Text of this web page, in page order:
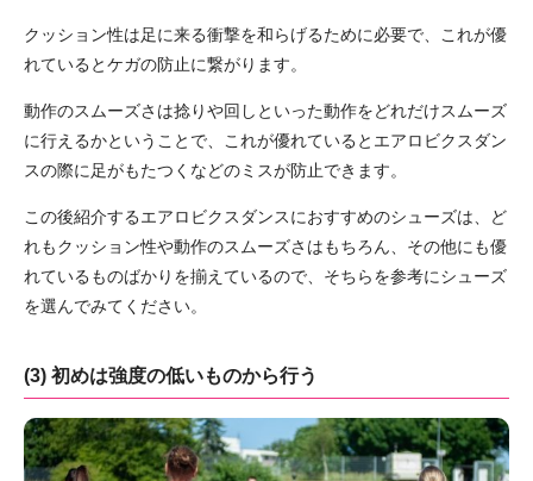
クッション性は足に来る衝撃を和らげるために必要で、これが優
れているとケガの防止に繋がります。
動作のスムーズさは捻りや回しといった動作をどれだけスムーズ
に行えるかということで、これが優れているとエアロビクスダン
スの際に足がもたつくなどのミスが防止できます。
この後紹介するエアロビクスダンスにおすすめのシューズは、ど
れもクッション性や動作のスムーズさはもちろん、その他にも優
れているものばかりを揃えているので、そちらを参考にシューズ
を選んでみてください。
(3) 初めは強度の低いものから行う